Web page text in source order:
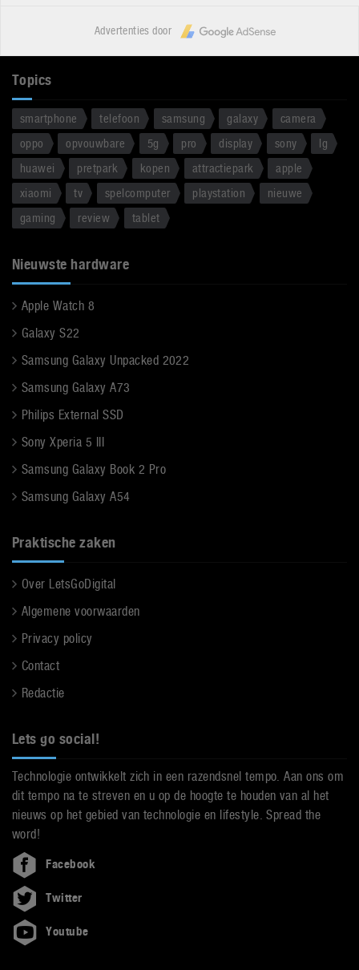
Advertenties door
Topics
smartphone telefoon samsung galaxy
camera
oppo
opvouwbare 5g pro display sony
lg
huawei
pretpark kopen attractiepark
apple
xiaomi
tv spelcomputer playstation
nieuwe
gaming
review tablet
Nieuwste hardware
Apple Watch 8
Galaxy S22
Samsung Galaxy Unpacked 2022
Samsung Galaxy A73
Philips External SSD
Sony Xperia 5 III
Samsung Galaxy Book 2 Pro
Samsung Galaxy A54
Praktische zaken
Over LetsGoDigital
Algemene voorwaarden
Privacy policy
Contact
Redactie
Lets go social!
Technologie ontwikkelt zich in een razendsnel tempo. Aan ons om
dit tempo na te streven en u op de hoogte te houden van al het
nieuws op het gebied van technologie en lifestyle. Spread the
word!
Facebook
Twitter
Youtube